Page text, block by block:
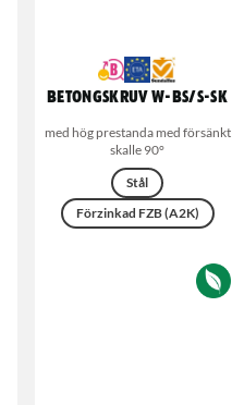
Betongskruv W-BS/S-SK
med hög prestanda med försänkt
skalle 90°
Stål
Förzinkad FZB (A2K)